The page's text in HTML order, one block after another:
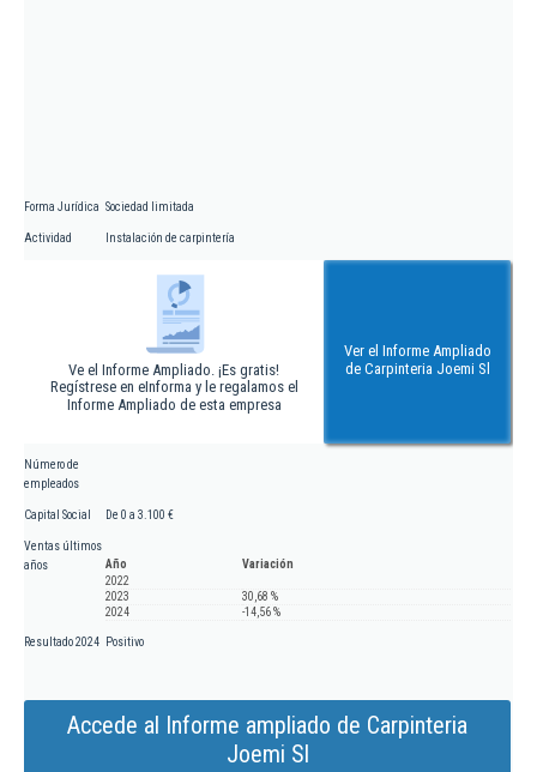
Forma Jurídica Sociedad limitada
Actividad Instalación de carpintería
Ve el Informe Ampliado. ¡Es gratis!
Regístrese en eInforma y le regalamos el
Informe Ampliado de esta empresa
Ver el Informe Ampliado
de Carpinteria Joemi Sl
Número de
empleados
Capital Social De 0 a 3.100 €
Ventas últimos
años
Año
Variación
2022
2023
30,68 %
2024
-14,56 %
Resultado 2024 Positivo
Accede al Informe ampliado de Carpinteria
Joemi Sl